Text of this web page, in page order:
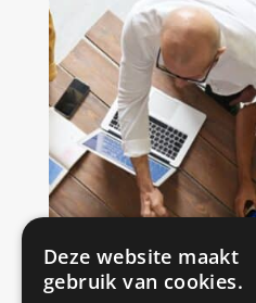
Deze website maakt
gebruik van cookies.